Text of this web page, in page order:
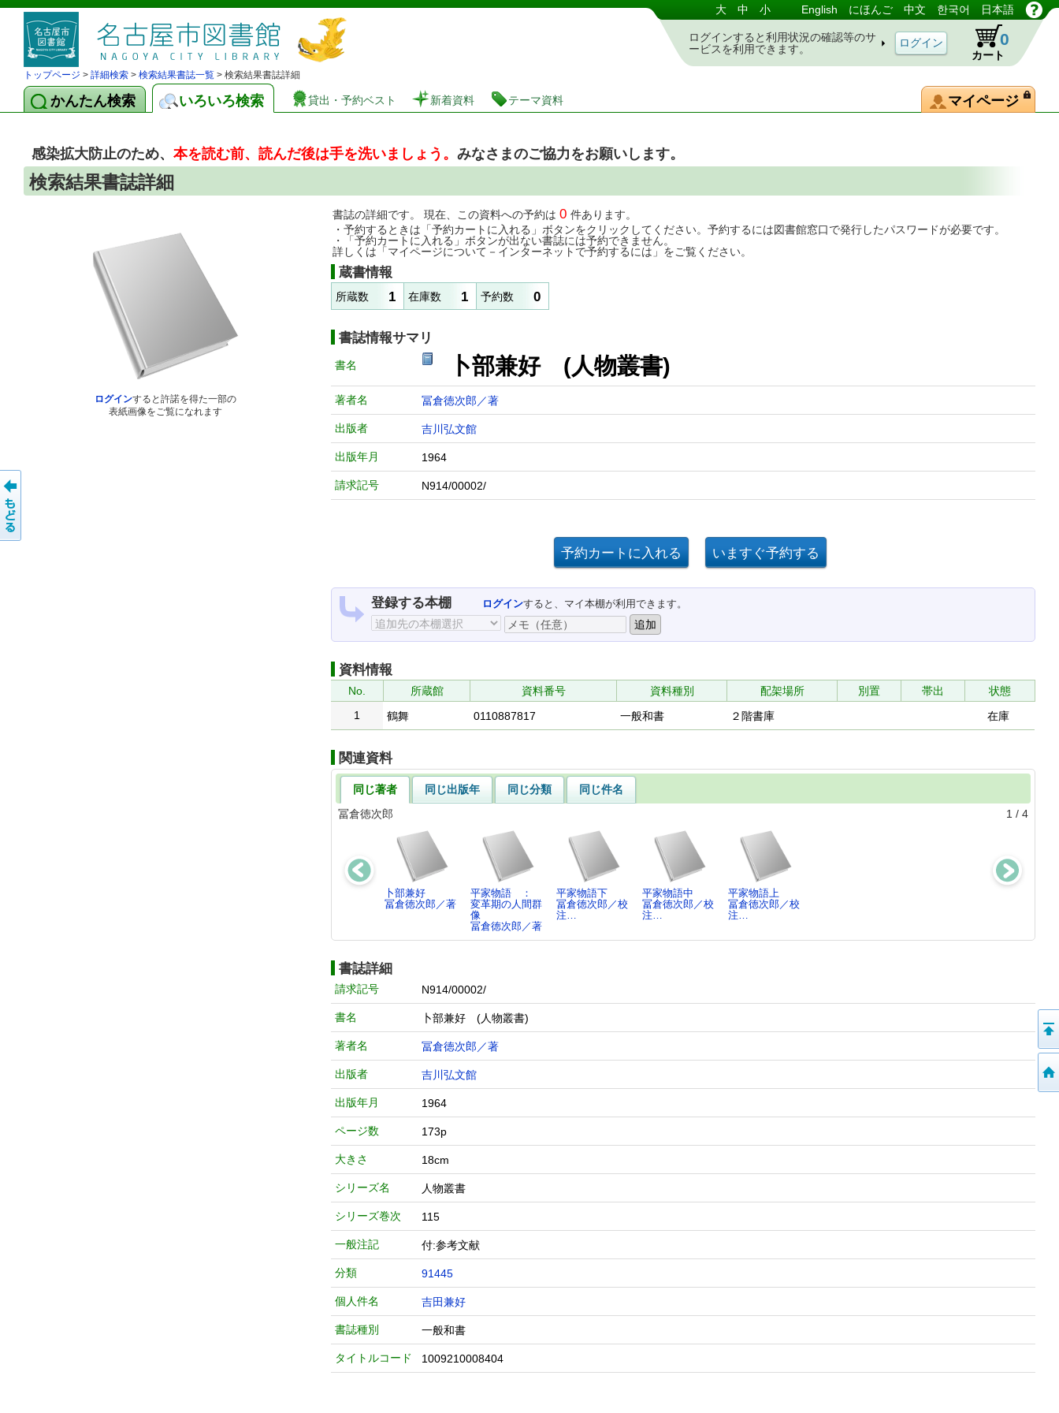
図書館 蔵書検索・予約システム 大 中 小 English にほんご 中文 한국어 日本語
ログインすると利用状況の確認等のサ
ービスを利用できます。
カート
0
トップページ > 詳細検索 > 検索結果書誌一覧 > 検索結果書誌詳細
かんたん検索 いろいろ検索 貸出・予約ベスト 新着資料 テーマ資料 マイページ
感染拡大防止のため、 本を読む前、読んだ後は手を洗いましょう。 みなさまのご協力をお願いします。
検索結果書誌詳細
ログインすると許諾を得た一部の
表紙画像をご覧になれます
書誌の詳細です。 現在、この資料への予約は 0 件あります。
・予約するときは「予約カートに入れる」ボタンをクリックしてください。予約するには図書館窓口で発行したパスワードが必要です。
・「予約カートに入れる」ボタンが出ない書誌には予約できません。
詳しくは「マイページについて－インターネットで予約するには」をご覧ください。
蔵書情報
所蔵数 1 在庫数 1 予約数 0
書誌情報サマリ
書名 卜部兼好 (人物叢書)
著者名 冨倉徳次郎／著
出版者 吉川弘文館
出版年月 1964
請求記号 N914/00002/
登録する本棚 ログインすると、マイ本棚が利用できます。
資料情報
No. 所蔵館 資料番号 資料種別 配架場所 別置 帯出
状態
1
鶴舞 0110887817 一般和書 ２階書庫 在庫
関連資料
同じ著者 同じ出版年 同じ分類
同じ件名
冨倉徳次郎
1 / 4
卜部兼好
冨倉徳次郎／著
平家物語 ：
変革期の人間群
像
冨倉徳次郎／著
平家物語下
冨倉徳次郎／校
注…
平家物語中
冨倉徳次郎／校
注…
平家物語上
冨倉徳次郎／校
注…
書誌詳細
請求記号 N914/00002/
書名 卜部兼好 (人物叢書)
著者名 冨倉徳次郎／著
出版者 吉川弘文館
出版年月 1964
ページ数 173p
大きさ 18cm
シリーズ名 人物叢書
シリーズ巻次 115
一般注記 付:参考文献
分類 91445
個人件名 吉田兼好
書誌種別 一般和書
タイトルコード 1009210008404